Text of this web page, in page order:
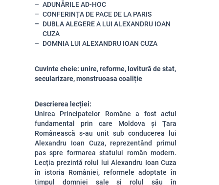
ADUNĂRILE AD-HOC
CONFERINȚA DE PACE DE LA PARIS
DUBLA ALEGERE A LUI ALEXANDRU IOAN
CUZA
DOMNIA LUI ALEXANDRU IOAN CUZA
Cuvinte cheie: unire, reforme, lovitură de stat,
secularizare, monstruoasa coaliție
Descrierea lecției:
Unirea Principatelor Române a fost actul
fundamental prin care Moldova și Țara
Românească s-au unit sub conducerea lui
Alexandru Ioan Cuza, reprezentând primul
pas spre formarea statului român modern.
Lecția prezintă rolul lui Alexandru Ioan Cuza
în istoria României, reformele adoptate în
timpul domniei sale și rolul său în